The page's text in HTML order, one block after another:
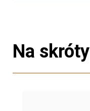
Na skróty